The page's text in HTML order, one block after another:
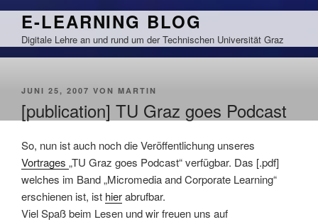
Zum
springen
E-LEARNING BLOG
Digitale Lehre an und rund um der Technischen Universität Graz
VERÖFFENTLICHT
JUNI 25, 2007 VON MARTIN
[publication] TU Graz goes Podcast
So, nun ist auch noch die Veröffentlichung unseres
Vortrages „TU Graz goes Podcast“ verfügbar. Das [.pdf]
welches im Band „Micromedia and Corporate Learning“
erschienen ist, ist hierabrufbar.
Viel Spaß beim Lesen und wir freuen uns auf